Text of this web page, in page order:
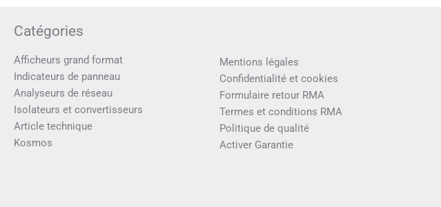
Catégories
Afficheurs grand format
Indicateurs de panneau
Analyseurs de réseau
Isolateurs et convertisseurs
Article technique
Kosmos
Mentions légales
Confidentialité et cookies
Formulaire retour RMA
Termes et conditions RMA
Politique de qualité
Activer Garantie